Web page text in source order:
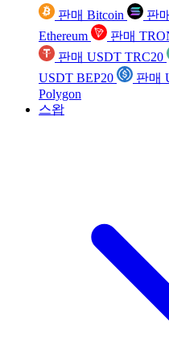
판매 Bitcoin 판
Ethereum
판매
판매 USDT TRC20
USDT BEP20
판매
Polygon
스왑